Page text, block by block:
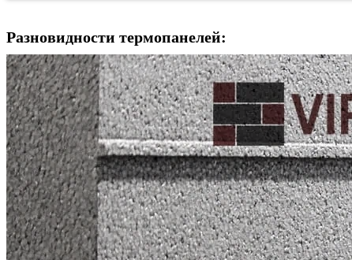
Разновидности термопанелей: